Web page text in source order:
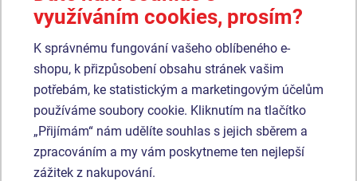
Podobnézboží
Produkt - BSS-0101K-10
Venkovní stůl na stolní
tenis BSS-0101K
Produkt - BSS-0105K-10
Stolní fotbal BSS-
0105K - celokovová
využíváním cookies, prosím?
K správnému fungování vašeho oblíbeného e-
shopu, k přizpůsobení obsahu stránek vašim
potřebám, ke statistickým a marketingovým účelům
používáme soubory cookie. Kliknutím na tlačítko
„Přijímám“ nám udělíte souhlas s jejich sběrem a
zpracováním a my vám poskytneme ten nejlepší
zážitek z nakupování.